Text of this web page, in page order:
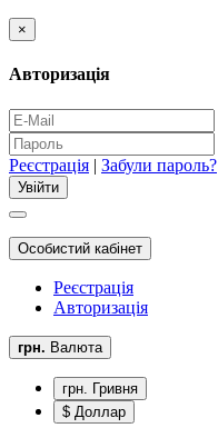
×
Авторизація
Реєстрація | Забули пароль?
Особистий кабінет
Реєстрація
Авторизація
грн. Валюта
грн. Гривня
$ Доллар